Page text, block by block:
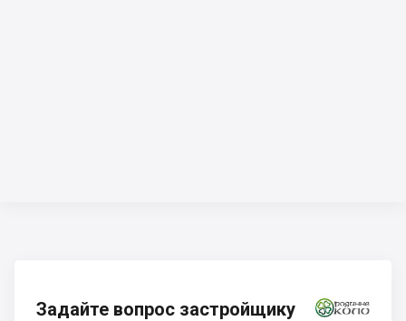
Задайте вопрос застройщику